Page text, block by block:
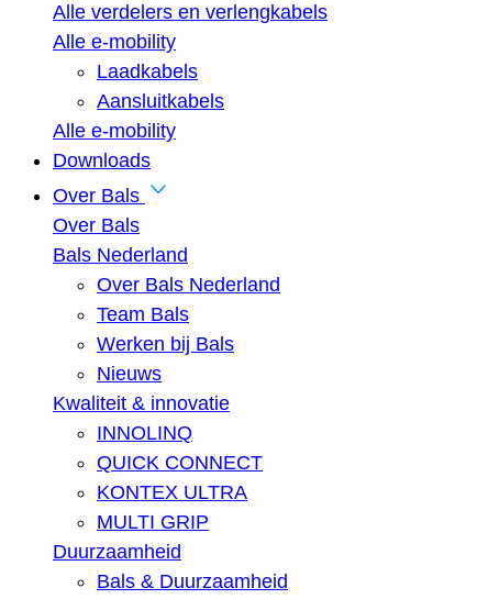
Alle verdelers en verlengkabels
Alle e-mobility
Laadkabels
Aansluitkabels
Alle e-mobility
Downloads
Over Bals
Over Bals
Bals Nederland
Over Bals Nederland
Team Bals
Werken bij Bals
Nieuws
Kwaliteit & innovatie
INNOLINQ
QUICK CONNECT
KONTEX ULTRA
MULTI GRIP
Duurzaamheid
Bals & Duurzaamheid